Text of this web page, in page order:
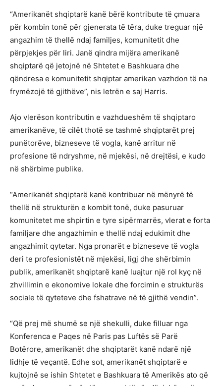
“Amerikanët shqiptarë kanë bërë kontribute të çmuara
për kombin tonë për gjenerata të tëra, duke treguar një
angazhim të thellë ndaj familjes, komunitetit dhe
përpjekjes për liri. Janë qindra mijëra amerikanë
shqiptarë që jetojnë në Shtetet e Bashkuara dhe
qëndresa e komunitetit shqiptar amerikan vazhdon të na
frymëzojë të gjithëve”, nis letrën e saj Harris.
Ajo vlerëson kontributin e vazhdueshëm të shqiptaro
amerikanëve, të cilët thotë se tashmë shqiptarët prej
punëtorëve, bizneseve të vogla, kanë arritur në
profesione të ndryshme, në mjekësi, në drejtësi, e kudo
në shërbime publike.
“Amerikanët shqiptarë kanë kontribuar në mënyrë të
thellë në strukturën e kombit tonë, duke pasuruar
komunitetet me shpirtin e tyre sipërmarrës, vlerat e forta
familjare dhe angazhimin e thellë ndaj edukimit dhe
angazhimit qytetar. Nga pronarët e bizneseve të vogla
deri te profesionistët në mjekësi, ligj dhe shërbimin
publik, amerikanët shqiptarë kanë luajtur një rol kyç në
zhvillimin e ekonomive lokale dhe forcimin e strukturës
sociale të qyteteve dhe fshatrave në të gjithë vendin”.
“Që prej më shumë se një shekulli, duke filluar nga
Konferenca e Paqes në Paris pas Luftës së Parë
Botërore, amerikanët dhe shqiptarët kanë ndarë një
lidhje të veçantë. Edhe sot, amerikanët shqiptarë e
kujtojnë se ishin Shtetet e Bashkuara të Amerikës ato që